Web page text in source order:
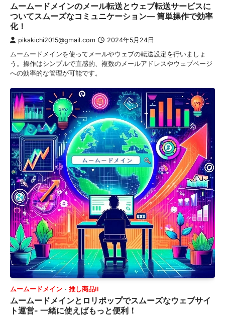
ムームードメインのメール転送とウェブ転送サービスに
ついてスムーズなコミュニケーション— 簡単操作で効率
化！
pikakichi2015@gmail.com 2024年5月24日
ムームードメインを使ってメールやウェブの転送設定を行いましょ
う。操作はシンプルで直感的、複数のメールアドレスやウェブページ
への効率的な管理が可能です。
ムームードメイン 推し商品II
ムームードメインとロリポップでスムーズなウェブサイ
ト運営- 一緒に使えばもっと便利！